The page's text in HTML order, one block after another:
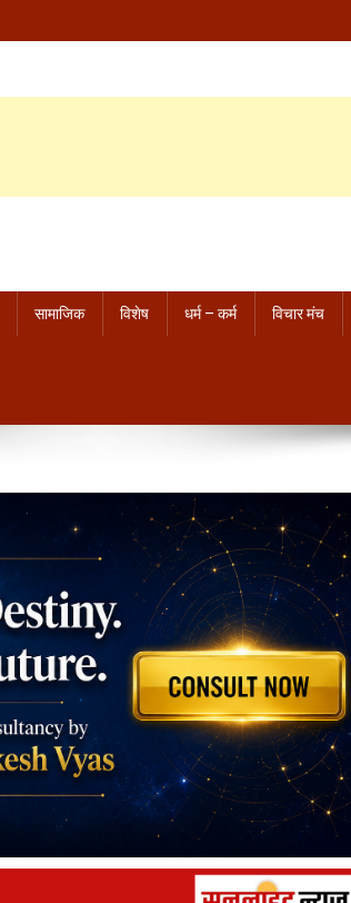
सामाजिक विशेष धर्म – कर्म विचार मंच